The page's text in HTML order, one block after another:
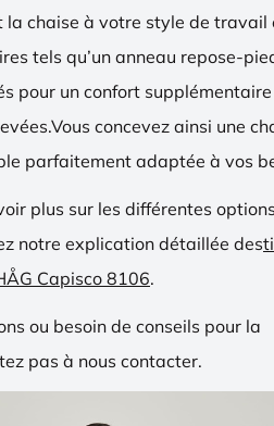
chaise à votre style de travail
tels qu’un anneau repose-
pour un confort
concevez ainsi une
parfaitement adaptée à vos
plus sur les différentes
notre explication détaillée des
Capisco 8106.
ou besoin de conseils pour la
pas à nous contacter.